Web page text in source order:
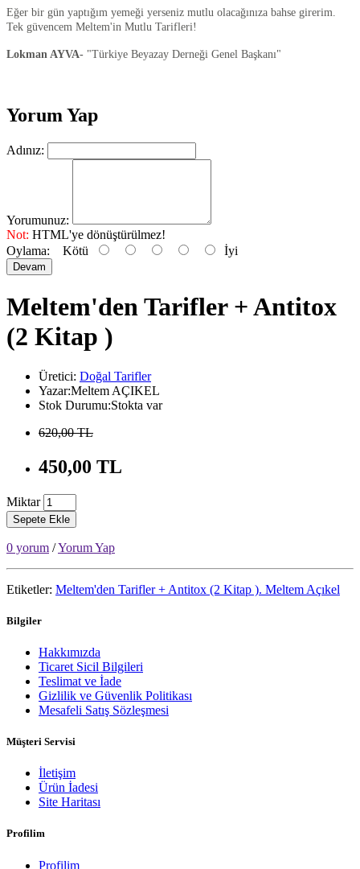
Eğer bir gün yaptığım yemeği yerseniz mutlu olacağınıza bahse girerim.
Tek güvencem Meltem'in Mutlu Tarifleri!
Lokman AYVA- "Türkiye Beyazay Derneği Genel Başkanı"
Yorum Yap
Adınız:
Yorumunuz:
Not: HTML'ye dönüştürülmez!
Oylama: Kötü İyi
Devam
Meltem'den Tarifler + Antitox
(2 Kitap )
Üretici: Doğal Tarifler
Yazar:Meltem AÇIKEL
Stok Durumu:Stokta var
620,00 TL
450,00 TL
Miktar
Sepete Ekle
0 yorum /Yorum Yap
Etiketler: Meltem'den Tarifler + Antitox (2 Kitap ). Meltem Açıkel
Bilgiler
Hakkımızda
Ticaret Sicil Bilgileri
Teslimat ve İade
Gizlilik ve Güvenlik Politikası
Mesafeli Satış Sözleşmesi
Müşteri Servisi
İletişim
Ürün İadesi
Site Haritası
Profilim
Profilim